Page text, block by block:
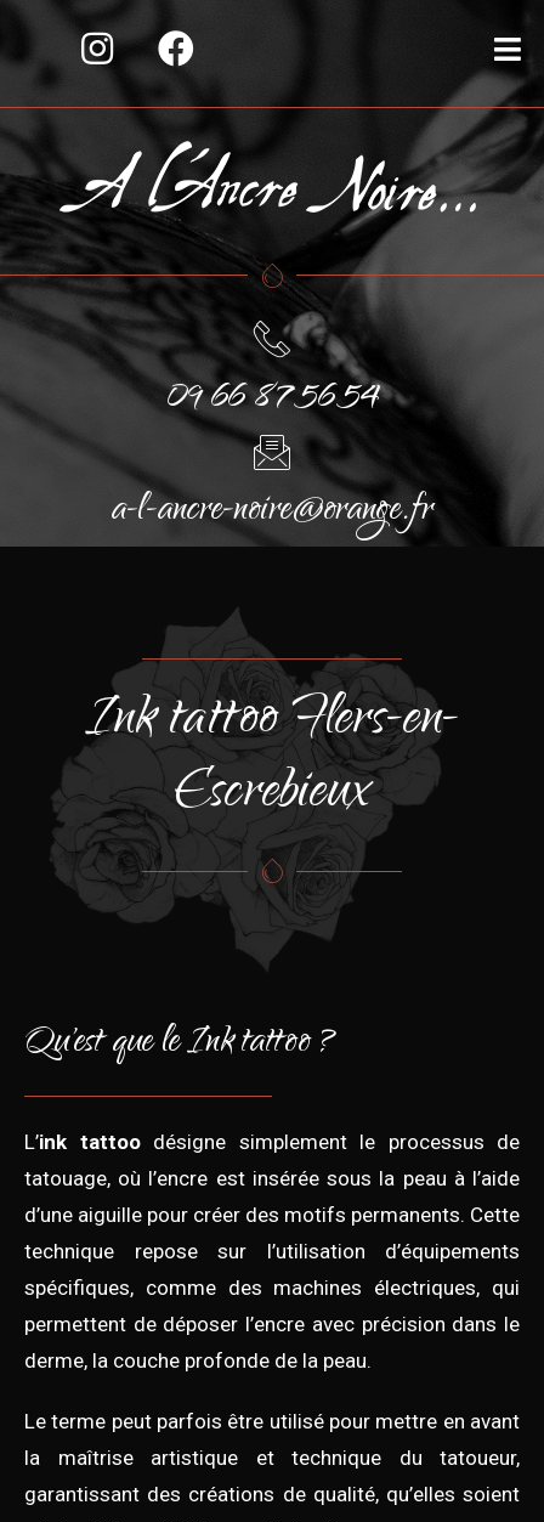
09 66 87 56 54
a-l-ancre-noire@orange.fr
Ink tattoo Flers-en-
Escrebieux
Qu'est que le Ink tattoo ?
L’ink tattoodésigne simplement le processus de
tatouage, où l’encre est insérée sous la peau à l’aide
d’une aiguille pour créer des motifs permanents. Cette
technique repose sur l’utilisation d’équipements
spécifiques, comme des machines électriques, qui
permettent de déposer l’encre avec précision dans le
derme, la couche profonde de la peau.
Le terme peut parfois être utilisé pour mettre en avant
la maîtrise artistique et technique du tatoueur,
garantissant des créations de qualité, qu’elles soient